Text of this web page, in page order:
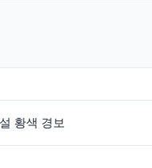
황색 경보